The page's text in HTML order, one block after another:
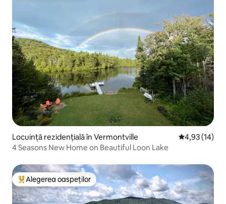
Locuință rezidențială în Vermontville Scor mediu
4,93 (14)
4 Seasons New Home on Beautiful Loon Lake
Locuință din topul categoriei Alegerea oaspeților
Alegerea oaspeților